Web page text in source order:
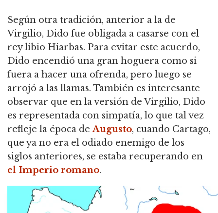
Según otra tradición, anterior a la de
Virgilio, Dido fue obligada a casarse con el
rey libio Hiarbas. Para evitar este acuerdo,
Dido encendió una gran hoguera como si
fuera a hacer una ofrenda, pero luego se
arrojó a las llamas. También es interesante
observar que en la versión de Virgilio, Dido
es representada con simpatía, lo que tal vez
refleje la época deAugusto, cuando Cartago,
que ya no era el odiado enemigo de los
siglos anteriores, se estaba recuperando en
el Imperio romano.